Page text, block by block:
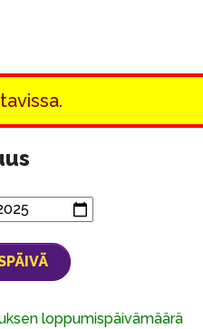
loppumispäivämäärä